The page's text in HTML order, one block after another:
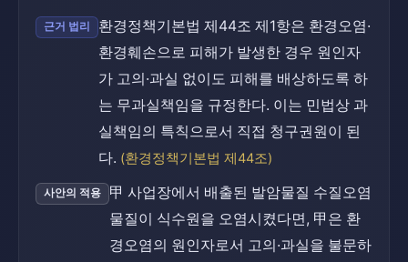
근거 법리
환경정책기본법 제44조 제1항은 환경오염·
환경훼손으로 피해가 발생한 경우 원인자
가 고의·과실 없이도 피해를 배상하도록 하
는 무과실책임을 규정한다. 이는 민법상 과
실책임의 특칙으로서 직접 청구권원이 된
다. (환경정책기본법 제44조)
사안의 적용
甲 사업장에서 배출된 발암물질 수질오염
물질이 식수원을 오염시켰다면, 甲은 환
경오염의 원인자로서 고의·과실을 불문하